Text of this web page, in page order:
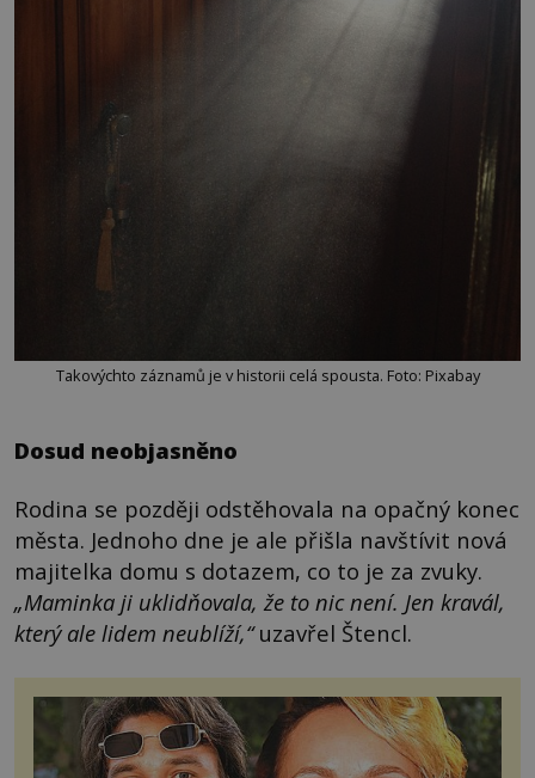
Takovýchto záznamů je v historii celá spousta. Foto: Pixabay
Dosud neobjasněno
Rodina se později odstěhovala na opačný konec
města. Jednoho dne je ale přišla navštívit nová
majitelka domu s dotazem, co to je za zvuky.
„Maminka ji uklidňovala, že to nic není. Jen kravál,
který ale lidem neublíží,“uzavřel Štencl.